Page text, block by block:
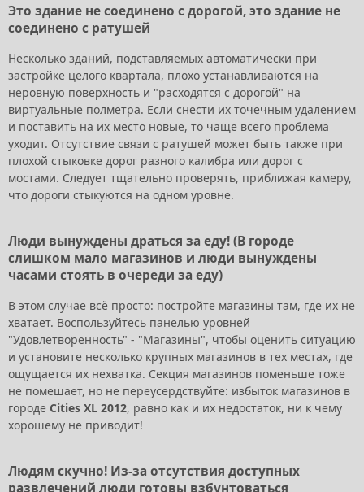
Это здание не соединено с дорогой, это здание не
соединено с ратушей
Несколько зданий, подставляемых автоматически при
застройке целого квартала, плохо устанавливаются на
неровную поверхность и "расходятся с дорогой" на
виртуальные полметра. Если снести их точечным удалением
и поставить на их место новые, то чаще всего проблема
уходит. Отсутствие связи с ратушей может быть также при
плохой стыковке дорог разного калибра или дорог с
мостами. Следует тщательно проверять, приближая камеру,
что дороги стыкуются на одном уровне.
Люди вынуждены драться за еду! (В городе
слишком мало магазинов и люди вынуждены
часами стоять в очереди за еду)
В этом случае всё просто: постройте магазины там, где их не
хватает. Воспользуйтесь панелью уровней
"Удовлетворенность" - "Магазины", чтобы оценить ситуацию
и установите несколько крупных магазинов в тех местах, где
ощущается их нехватка. Секция магазинов поменьше тоже
не помешает, но не переусердствуйте: избыток магазинов в
городе Cities XL 2012, равно как и их недостаток, ни к чему
хорошему не приводит!
Людям скучно! Из-за отсутствия доступных
развлечений люди готовы взбунтоваться